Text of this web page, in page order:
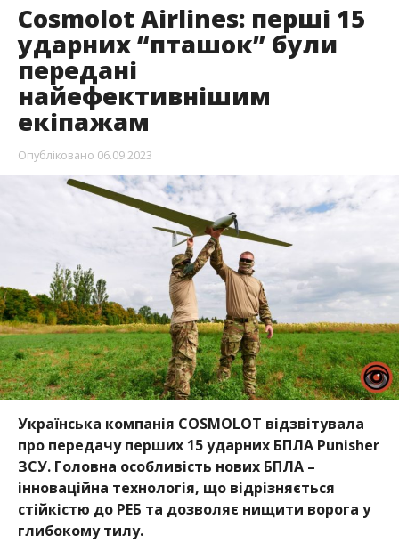
Cosmolot Airlines: перші 15
ударних “пташок” були
передані
найефективнішим
екіпажам
Опубліковано 06.09.2023
Українська компанія COSMOLOT відзвітувала
про передачу перших 15 ударних БПЛА Punisher
ЗСУ. Головна особливість нових БПЛА –
інноваційна технологія, що відрізняється
стійкістю до РЕБ та дозволяє нищити ворога у
глибокому тилу.